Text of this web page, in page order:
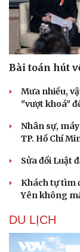
Văn hóa
Sân khấu - Điện
Văn học
Di sản
Bài toán hút
Mưa nhiều,
"vượt khoá"
Nhân sự,
TP. Hồ Chí
Sửa đổi Luật
Khách tự tìm
Yên không
DU LỊCH